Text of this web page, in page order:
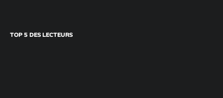
TOP 5 DES LECTEURS